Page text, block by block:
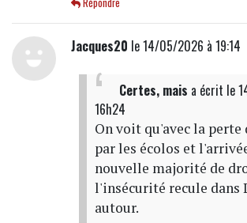
Jacques20 le 14/05/2026 à 19:14
Certes, mais a écrit le
16h24
On voit qu'avec la perte
par les écolos et
nouvelle majorité de
l'insécurité recule dans
autour.